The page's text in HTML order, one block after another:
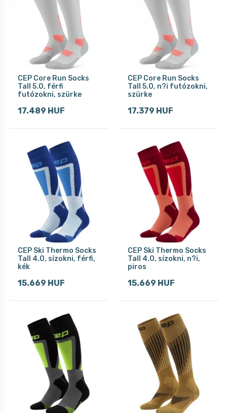
CEP Core Run Socks
Tall 5.0, férfi
futózokni, szürke
17.489 HUF
CEP Core Run Socks
Tall 5.0, n?i futózokni,
szürke
17.379 HUF
CEP Ski Thermo Socks
Tall 4.0, sízokni, férfi,
kék
15.669 HUF
CEP Ski Thermo Socks
Tall 4.0, sízokni, n?i,
piros
15.669 HUF